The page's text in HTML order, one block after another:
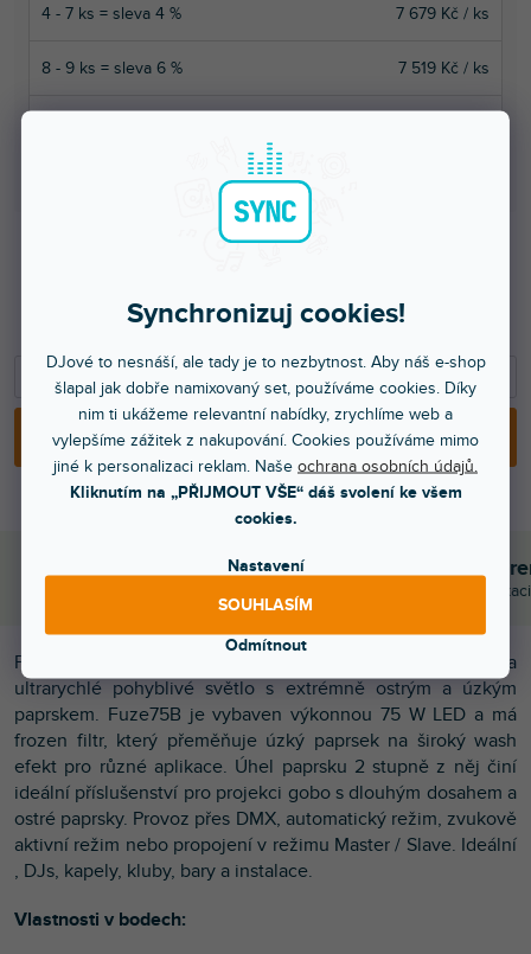
Synchronizuj cookies!
DJové to nesnáší, ale tady je to nezbytnost. Aby náš e-shop
šlapal jak dobře namixovaný set, používáme cookies. Díky
nim ti ukážeme relevantní nabídky, zrychlíme web a
vylepšíme zážitek z nakupování. Cookies používáme mimo
jiné k personalizaci reklam. Naše ochrana osobních údajů.
Kliknutím na „PŘIJMOUT VŠE“ dáš svolení ke všem
cookies.
Nastavení
Odmítnout
SOUHLASÍM
6 611 Kč bez DPH
4 - 7 ks = sleva 4 % 7 679 Kč / ks
8 - 9 ks = sleva 6 % 7 519 Kč / ks
PŘIDAT DO KOŠÍKU
Objednej do 15:00 Poradíme s
Chválí nás za komunikaci
Pohyblivá hlava Fuze75B Beam LED je lehké, kompaktní a
ultrarychlé pohyblivé světlo s extrémně ostrým a úzkým
paprskem. Fuze75B je vybaven výkonnou 75 W LED a má
frozen filtr, který přeměňuje úzký paprsek na široký wash
efekt pro různé aplikace. Úhel paprsku 2 stupně z něj činí
ideální příslušenství pro projekci gobo s dlouhým dosahem a
ostré paprsky. Provoz přes DMX, automatický režim, zvukově
aktivní režim nebo propojení v režimu Master / Slave. Ideální
, DJs, kapely, kluby, bary a instalace.
Vlastnosti v bodech: